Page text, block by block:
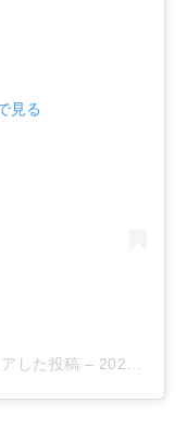
見る
した投稿 – 2020年 5月月21日午後10時58分PDT